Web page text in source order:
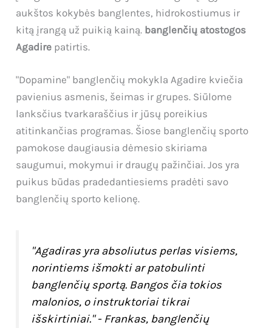
aukštos kokybės banglentes, hidrokostiumus ir
kitą įrangą už puikią kainą. banglenčių atostogos
Agadire patirtis.
"Dopamine" banglenčių mokykla Agadire kviečia
pavienius asmenis, šeimas ir grupes. Siūlome
lanksčius tvarkaraščius ir jūsų poreikius
atitinkančias programas. Šiose banglenčių sporto
pamokose daugiausia dėmesio skiriama
saugumui, mokymui ir draugų pažinčiai. Jos yra
puikus būdas pradedantiesiems pradėti savo
banglenčių sporto kelionę.
"Agadiras yra absoliutus perlas visiems,
norintiems išmokti ar patobulinti
banglenčių sportą. Bangos čia tokios
malonios, o instruktoriai tikrai
išskirtiniai." - Frankas, banglenčių